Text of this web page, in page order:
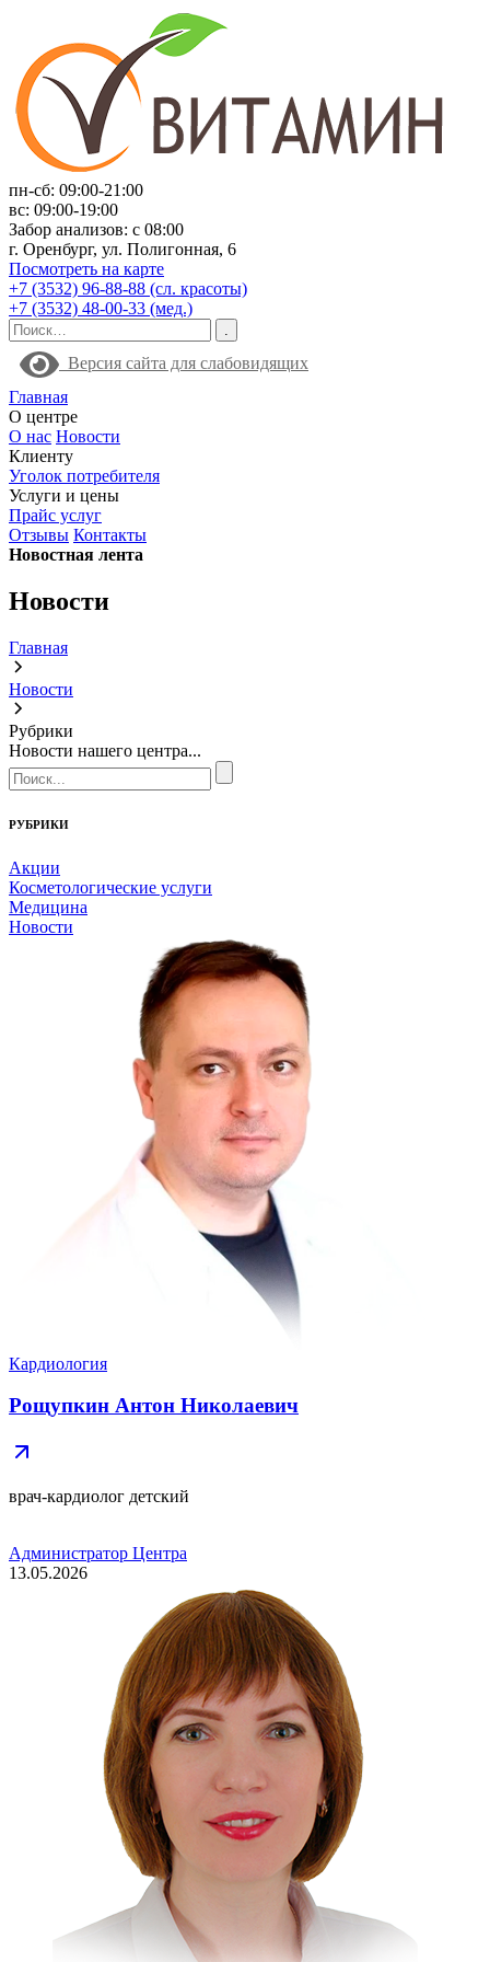
пн-сб: 09:00-21:00
вс: 09:00-19:00
Забор анализов: с 08:00
г. Оренбург, ул. Полигонная, 6
Посмотреть на карте
+7 (3532) 96-88-88 (сл. красоты)
+7 (3532) 48-00-33 (мед.)
Версия сайта для слабовидящих
Главная
О центре
О нас Новости
Клиенту
Уголок потребителя
Услуги и цены
Прайс услуг
Отзывы Контакты
Новостная лента
Новости
Главная
Новости
Рубрики
Новости нашего центра...
РУБРИКИ
Акции
Косметологические услуги
Медицина
Новости
Кардиология
Рощупкин Антон Николаевич
врач-кардиолог детский
Администратор Центра
13.05.2026